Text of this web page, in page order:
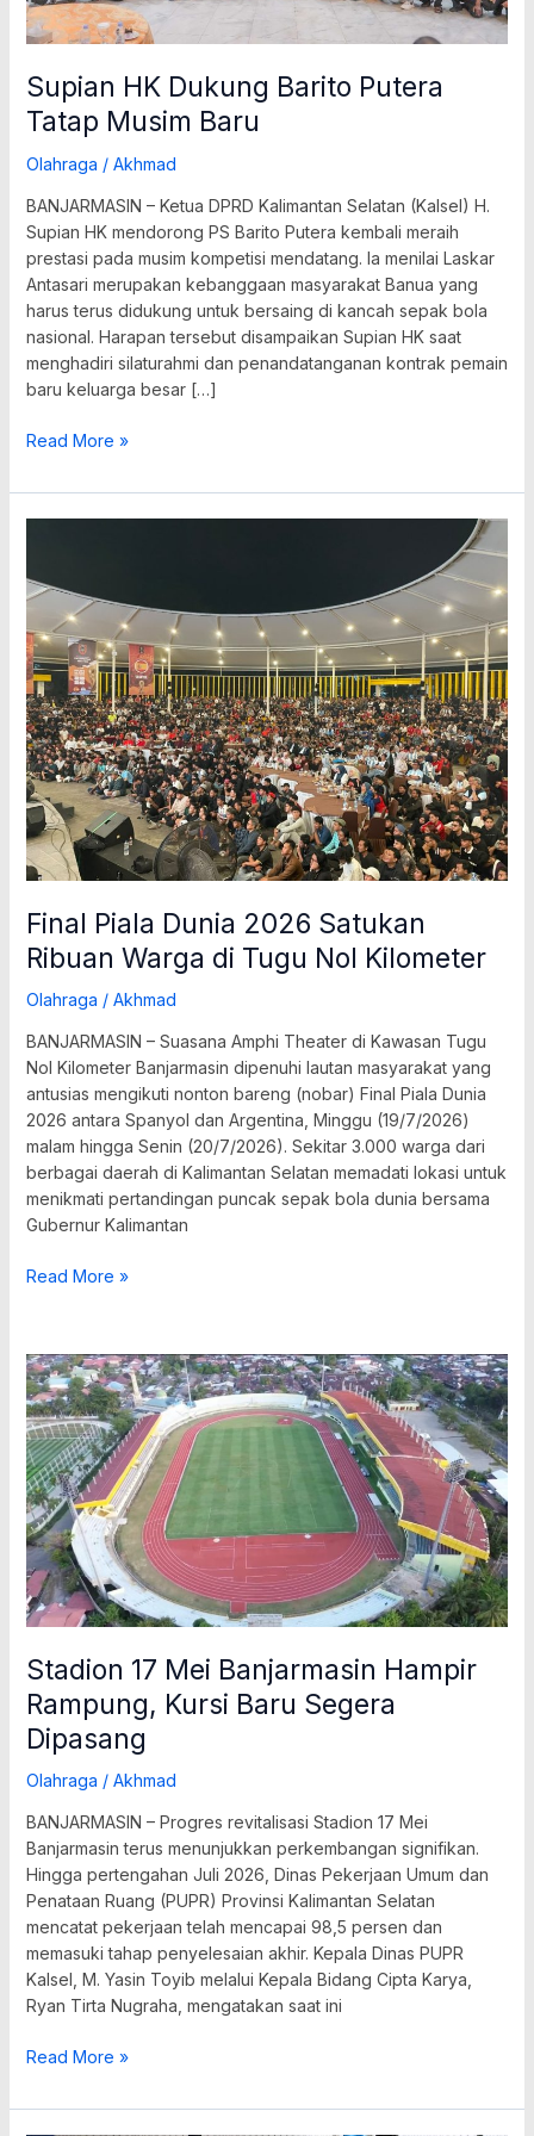
Supian HK Dukung Barito Putera
Tatap Musim Baru
Olahraga / Akhmad
BANJARMASIN – Ketua DPRD Kalimantan Selatan (Kalsel) H.
Supian HK mendorong PS Barito Putera kembali meraih
prestasi pada musim kompetisi mendatang. Ia menilai Laskar
Antasari merupakan kebanggaan masyarakat Banua yang
harus terus didukung untuk bersaing di kancah sepak bola
nasional. Harapan tersebut disampaikan Supian HK saat
menghadiri silaturahmi dan penandatanganan kontrak pemain
baru keluarga besar […]
Read More »
Final Piala Dunia 2026 Satukan
Ribuan Warga di Tugu Nol Kilometer
Olahraga / Akhmad
BANJARMASIN – Suasana Amphi Theater di Kawasan Tugu
Nol Kilometer Banjarmasin dipenuhi lautan masyarakat yang
antusias mengikuti nonton bareng (nobar) Final Piala Dunia
2026 antara Spanyol dan Argentina, Minggu (19/7/2026)
malam hingga Senin (20/7/2026). Sekitar 3.000 warga dari
berbagai daerah di Kalimantan Selatan memadati lokasi untuk
menikmati pertandingan puncak sepak bola dunia bersama
Gubernur Kalimantan
Dunia
2026
Satukan
Ribuan
Warga
di
Tugu
Nol
Kilometer
Read More »
Stadion 17 Mei Banjarmasin Hampir
Rampung, Kursi Baru Segera
Dipasang
Olahraga / Akhmad
BANJARMASIN – Progres revitalisasi Stadion 17 Mei
Banjarmasin terus menunjukkan perkembangan signifikan.
Hingga pertengahan Juli 2026, Dinas Pekerjaan Umum dan
Penataan Ruang (PUPR) Provinsi Kalimantan Selatan
mencatat pekerjaan telah mencapai 98,5 persen dan
memasuki tahap penyelesaian akhir. Kepala Dinas PUPR
Kalsel, M. Yasin Toyib melalui Kepala Bidang Cipta Karya,
Ryan Tirta Nugraha, mengatakan saat ini
Stadion
17
Mei
Banjarmasin
Hampir
Rampung,
Kursi
Baru
Segera
Dipasang
Read More »